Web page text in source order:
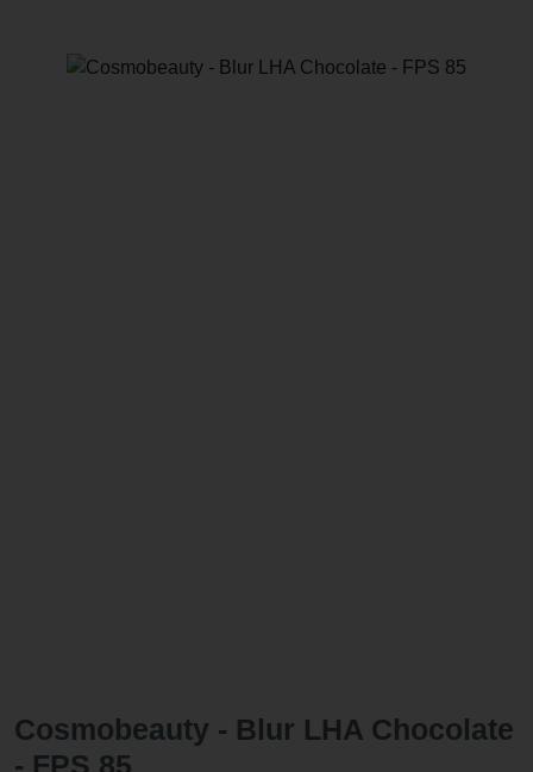
Cosmobeauty - Blur LHA Chocolate
- FPS 85